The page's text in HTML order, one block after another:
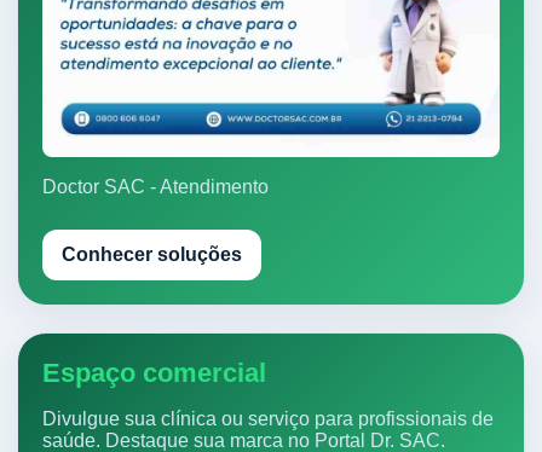
Doctor SAC - Atendimento
Conhecer soluções
Espaço comercial
Divulgue sua clínica ou serviço para profissionais de
saúde. Destaque sua marca no Portal Dr. SAC.